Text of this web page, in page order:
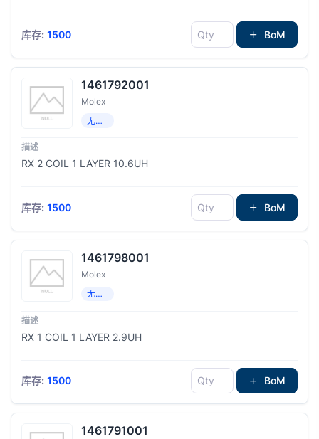
库存: 1500 BoM
1461792001
Molex
无线充电线圈
RX 2 COIL 1 LAYER 10.6UH
库存: 1500 BoM
1461798001
Molex
无线充电线圈
RX 1 COIL 1 LAYER 2.9UH
库存: 1500 BoM
1461791001